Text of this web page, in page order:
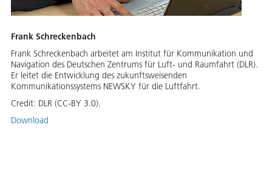
Frank Schreckenbach
Frank Schreckenbach arbeitet am Institut für Kommunikation und
Navigation des Deutschen Zentrums für Luft- und Raumfahrt (DLR).
Er leitet die Entwicklung des zukunftsweisenden
Kommunikationssystems NEWSKY für die Luftfahrt.
Credit: DLR (CC-BY 3.0).
Download